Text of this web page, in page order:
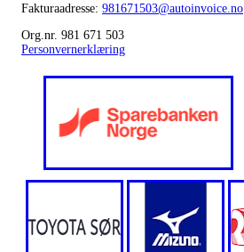
Fakturaadresse: 981671503@autoinvoice.no
Org.nr. 981 671 503
Personvernerklæring